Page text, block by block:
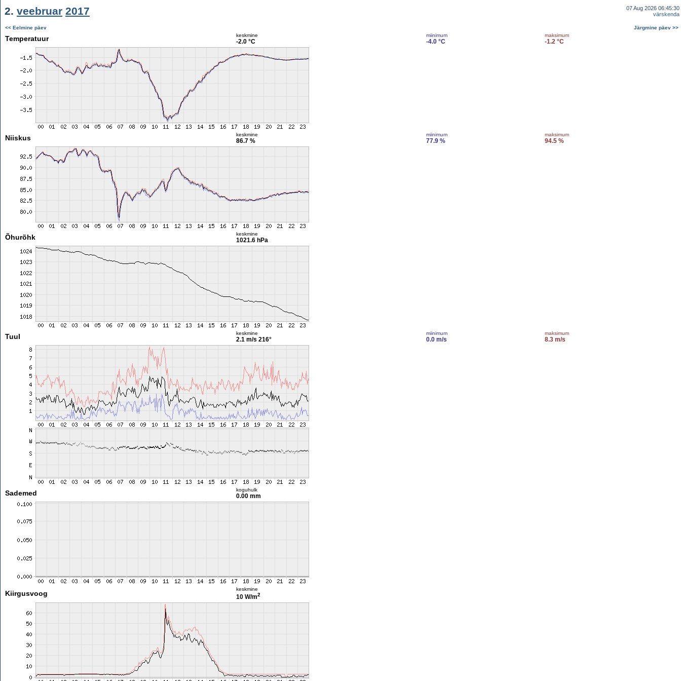
2. veebruar 2017
07 Aug 2026 06:45:30
värskenda
<< Eelmine päev Järgmine päev >>
Temperatuur keskmine
-2.0 °C
miinimum
-4.0 °C
maksimum
-1.2 °C
Niiskus keskmine
86.7 %
miinimum
77.9 %
maksimum
94.5 %
Õhurõhk keskmine
1021.6 hPa
Tuul keskmine
2.1 m/s 216°
miinimum
0.0 m/s
maksimum
8.3 m/s
Sademed koguhulk
0.00 mm
Kiirgusvoog
keskmine
10 W/m2